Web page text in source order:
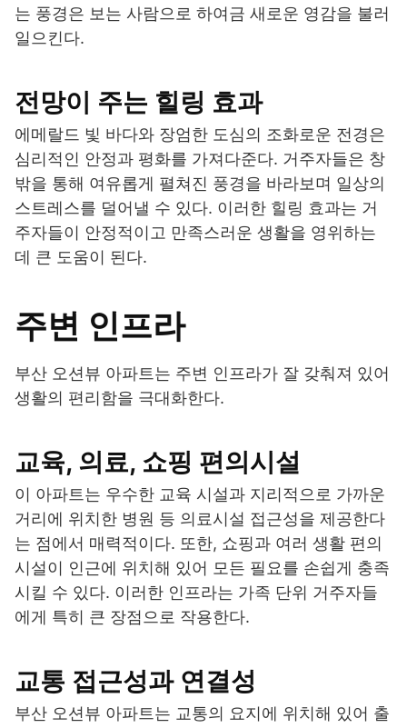
는 풍경은 보는 사람으로 하여금 새로운 영감을 불러
일으킨다.
전망이 주는 힐링 효과
에메랄드 빛 바다와 장엄한 도심의 조화로운 전경은
심리적인 안정과 평화를 가져다준다. 거주자들은 창
밖을 통해 여유롭게 펼쳐진 풍경을 바라보며 일상의
스트레스를 덜어낼 수 있다. 이러한 힐링 효과는 거
주자들이 안정적이고 만족스러운 생활을 영위하는
데 큰 도움이 된다.
주변 인프라
부산 오션뷰 아파트는 주변 인프라가 잘 갖춰져 있어
생활의 편리함을 극대화한다.
교육, 의료, 쇼핑 편의시설
이 아파트는 우수한 교육 시설과 지리적으로 가까운
거리에 위치한 병원 등 의료시설 접근성을 제공한다
는 점에서 매력적이다. 또한, 쇼핑과 여러 생활 편의
시설이 인근에 위치해 있어 모든 필요를 손쉽게 충족
시킬 수 있다. 이러한 인프라는 가족 단위 거주자들
에게 특히 큰 장점으로 작용한다.
교통 접근성과 연결성
부산 오션뷰 아파트는 교통의 요지에 위치해 있어 출